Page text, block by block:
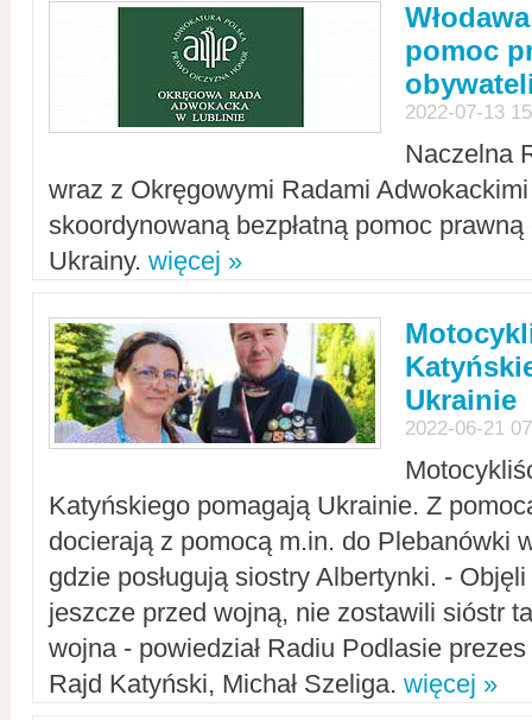
pomoc
2022-07-13
Naczelna
wraz z Okręgowymi Radami Adwokackimi
skoordynowaną bezpłatną pomoc
Ukrainy. więcej »
Ukrainie
2022-06-21
Katyńskiego pomagają Ukrainie. Z
docierają z pomocą m.in. do Plebanówki
gdzie posługują siostry Albertynki. -
jeszcze przed wojną, nie zostawili sióstr
wojna - powiedział Radiu Podlasie
Rajd Katyński, Michał Szeliga. więcej »